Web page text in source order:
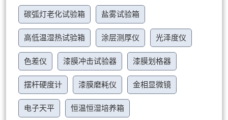
碳弧灯老化试验箱 盐雾试验箱
高低温湿热试验箱 涂层测厚仪 光泽度仪
色差仪 漆膜冲击试验器 漆膜划格器
摆杆硬度计 漆膜磨耗仪 金相显微镜
电子天平 恒温恒湿培养箱